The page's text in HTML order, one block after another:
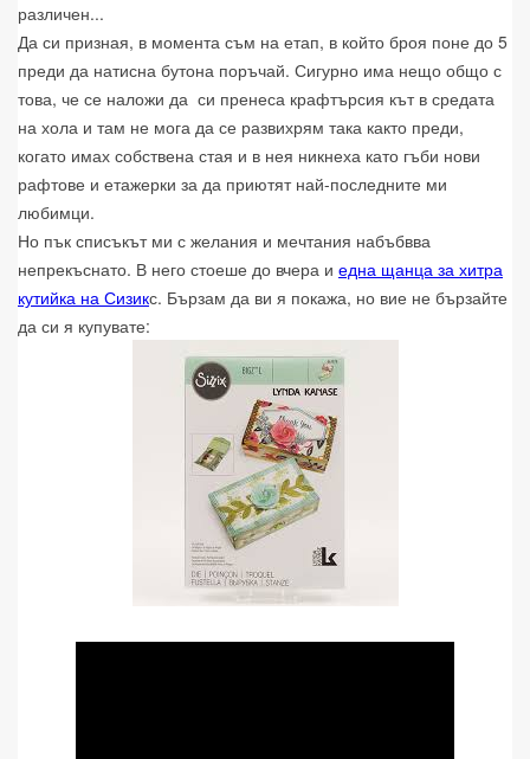
различен...
Да си призная, в момента съм на етап, в който броя поне до 5
преди да натисна бутона поръчай. Сигурно има нещо общо с
това, че се наложи да си пренеса крафтърсия кът в средата
на хола и там не мога да се развихрям така както преди,
когато имах собствена стая и в нея никнеха като гъби нови
рафтове и етажерки за да приютят най-последните ми
любимци.
Но пък списъкът ми с желания и мечтания набъбвва
непрекъснато. В него стоеше до вчера и една щанца за хитра
кутийка на Сизикс. Бързам да ви я покажа, но вие не бързайте
да си я купувате: